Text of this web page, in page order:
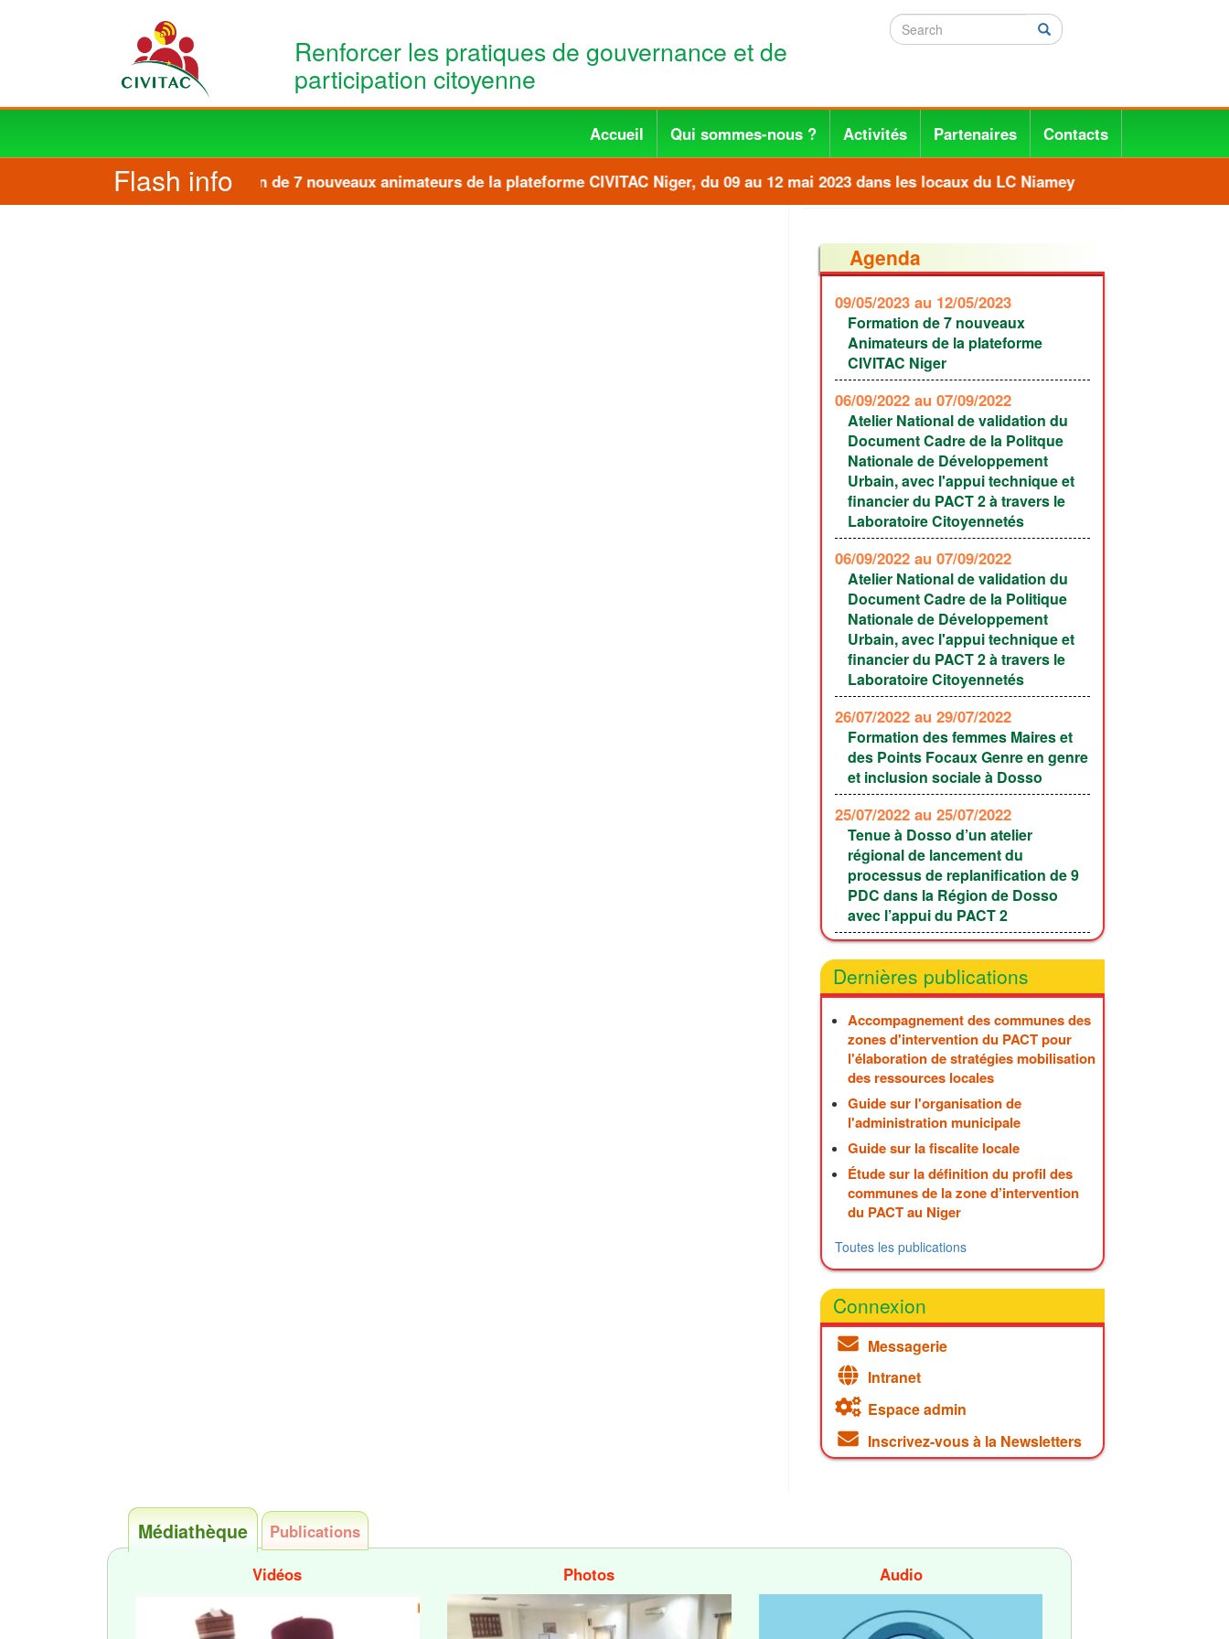
Renforcer les pratiques de gouvernance et de
participation citoyenne
Search Search
Main
navigation
Accueil Qui sommes-nous ? Activités Partenaires Contacts
Flash infoFormation de 7 nouveaux animateurs de la plateforme CIVITAC Niger, du 09 au 12 mai 2023 dans les locaux du LC Niamey
Agenda
09/05/2023 au 12/05/2023
Formation de 7 nouveaux
Animateurs de la plateforme
CIVITAC Niger
06/09/2022 au 07/09/2022
Atelier National de validation du
Document Cadre de la Politque
Nationale de Développement
Urbain, avec l'appui technique et
financier du PACT 2 à travers le
Laboratoire Citoyennetés
06/09/2022 au 07/09/2022
Atelier National de validation du
Document Cadre de la Politique
Nationale de Développement
Urbain, avec l'appui technique et
financier du PACT 2 à travers le
Laboratoire Citoyennetés
26/07/2022 au 29/07/2022
Formation des femmes Maires et
des Points Focaux Genre en genre
et inclusion sociale à Dosso
25/07/2022 au 25/07/2022
Tenue à Dosso d’un atelier
régional de lancement du
processus de replanification de 9
PDC dans la Région de Dosso
avec l’appui du PACT 2
Dernières publications
Accompagnement des communes des
zones d'intervention du PACT pour
l'élaboration de stratégies mobilisation
des ressources locales
Guide sur l'organisation de
l'administration municipale
Guide sur la fiscalite locale
Étude sur la définition du profil des
communes de la zone d’intervention
du PACT au Niger
Toutes les publications
Connexion
Messagerie
Intranet
Espace admin
Inscrivez-vous à la Newsletters
Médiathèque
Publications
Vidéos
Photos Audio